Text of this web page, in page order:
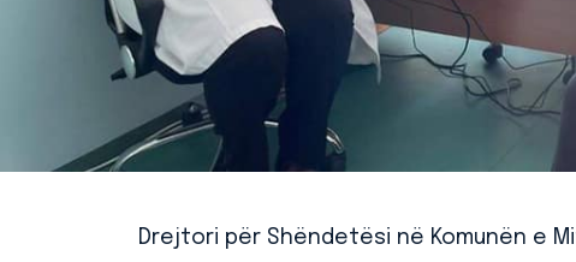
Drejtori për Shëndetësi në Komunën e